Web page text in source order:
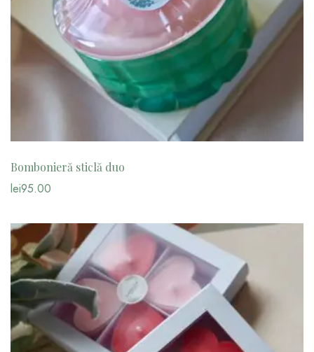
Bombonieră sticlă duo
lei95.00